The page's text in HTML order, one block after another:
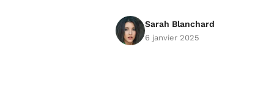
Sarah Blanchard
6 janvier 2025